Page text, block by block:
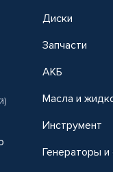
Диски
Запчасти
АКБ
Масла и
Инструмент
Генераторы